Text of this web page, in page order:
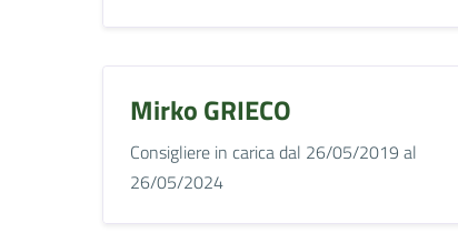
Mirko GRIECO
Consigliere in carica dal 26/05/2019 al
26/05/2024